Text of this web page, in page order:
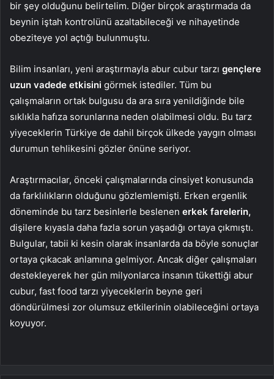
bir şey olduğunu belirtelim. Diğer birçok araştırmada da
beynin iştah kontrolünü azaltabileceği ve nihayetinde
obeziteye yol açtığı bulunmuştu.
Bilim insanları, yeni araştırmayla abur cubur tarzı gençlere
uzun vadede etkisini görmek istediler. Tüm bu
çalışmaların ortak bulgusu da ara sıra yenildiğinde bile
sıklıkla hafıza sorunlarına neden olabilmesi oldu. Bu tarz
yiyeceklerin Türkiye de dahil birçok ülkede yaygın olması
durumun tehlikesini gözler önüne seriyor.
Araştırmacılar, önceki çalışmalarında cinsiyet konusunda
da farklılıkların olduğunu gözlemlemişti. Erken ergenlik
döneminde bu tarz besinlerle beslenen erkek farelerin,
dişilere kıyasla daha fazla sorun yaşadığı ortaya çıkmıştı.
Bulgular, tabii ki kesin olarak insanlarda da böyle sonuçlar
ortaya çıkacak anlamına gelmiyor. Ancak diğer çalışmaları
destekleyerek her gün milyonlarca insanın tükettiği abur
cubur, fast food tarzı yiyeceklerin beyne geri
döndürülmesi zor olumsuz etkilerinin olabileceğini ortaya
koyuyor.